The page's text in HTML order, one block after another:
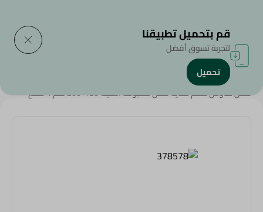
الرئيسية/الملابس والمفروشات
قطن هاوس طقم ملاية قطن مطبوعة استيك 120*200 سم 4 قطع
قم بتحميل تطبيقنا
لتجربة تسوق أفضل
تحميل